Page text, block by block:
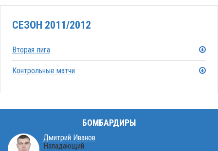
СЕЗОН 2011/2012
Вторая лига
Контрольные матчи
БОМБАРДИРЫ
Дмитрий Иванов
Нападающий